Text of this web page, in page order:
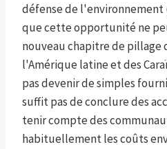
défense de l'environnement
que cette opportunité ne
nouveau chapitre de pillage
l'Amérique latine et des
pas devenir de simples
suffit pas de conclure des
tenir compte des
habituellement les coûts